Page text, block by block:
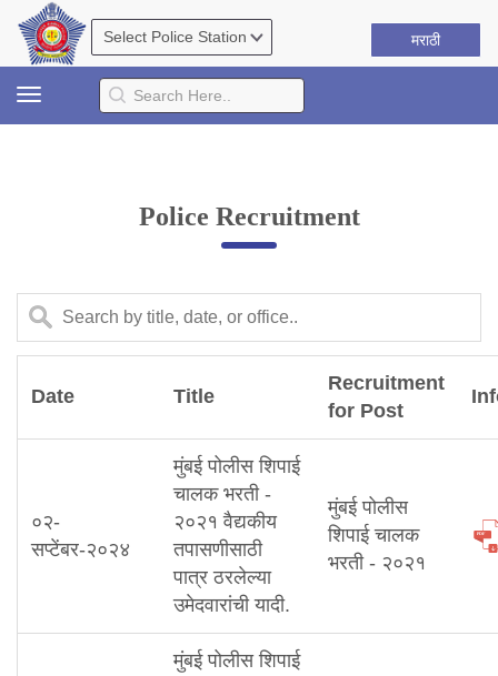
मराठी
Toggle
navigation
Police Recruitment
Date Title
Recruitment
for Post
०२-
सप्टेंबर-२०२४
मुंबई पोलीस शिपाई
चालक भरती -
२०२१ वैद्यकीय
तपासणीसाठी
पात्र ठरलेल्या
उमेदवारांची यादी.
मुंबई पोलीस
शिपाई चालक
भरती - २०२१
मुंबई पोलीस शिपाई